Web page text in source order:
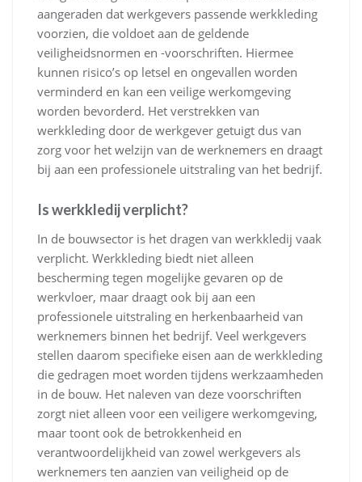
aangeraden dat werkgevers passende werkkleding
voorzien, die voldoet aan de geldende
veiligheidsnormen en -voorschriften. Hiermee
kunnen risico’s op letsel en ongevallen worden
verminderd en kan een veilige werkomgeving
worden bevorderd. Het verstrekken van
werkkleding door de werkgever getuigt dus van
zorg voor het welzijn van de werknemers en draagt
bij aan een professionele uitstraling van het bedrijf.
Is werkkledij verplicht?
In de bouwsector is het dragen van werkkledij vaak
verplicht. Werkkleding biedt niet alleen
bescherming tegen mogelijke gevaren op de
werkvloer, maar draagt ook bij aan een
professionele uitstraling en herkenbaarheid van
werknemers binnen het bedrijf. Veel werkgevers
stellen daarom specifieke eisen aan de werkkleding
die gedragen moet worden tijdens werkzaamheden
in de bouw. Het naleven van deze voorschriften
zorgt niet alleen voor een veiligere werkomgeving,
maar toont ook de betrokkenheid en
verantwoordelijkheid van zowel werkgevers als
werknemers ten aanzien van veiligheid op de